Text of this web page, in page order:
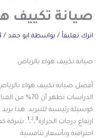
صيانة تكييف
اترك تعليقاً / بواسطة ابو حمد /
صيانة تكييف هواء بالرياض
أفضل صيانة تكييف هواء
الدراسات تظهر
كوسيلة رئيسية للتبريد. هذا
ارتفاع درجات الحرارة
1،2،3
. شركة
احترافية وبأسعار تنافسية.